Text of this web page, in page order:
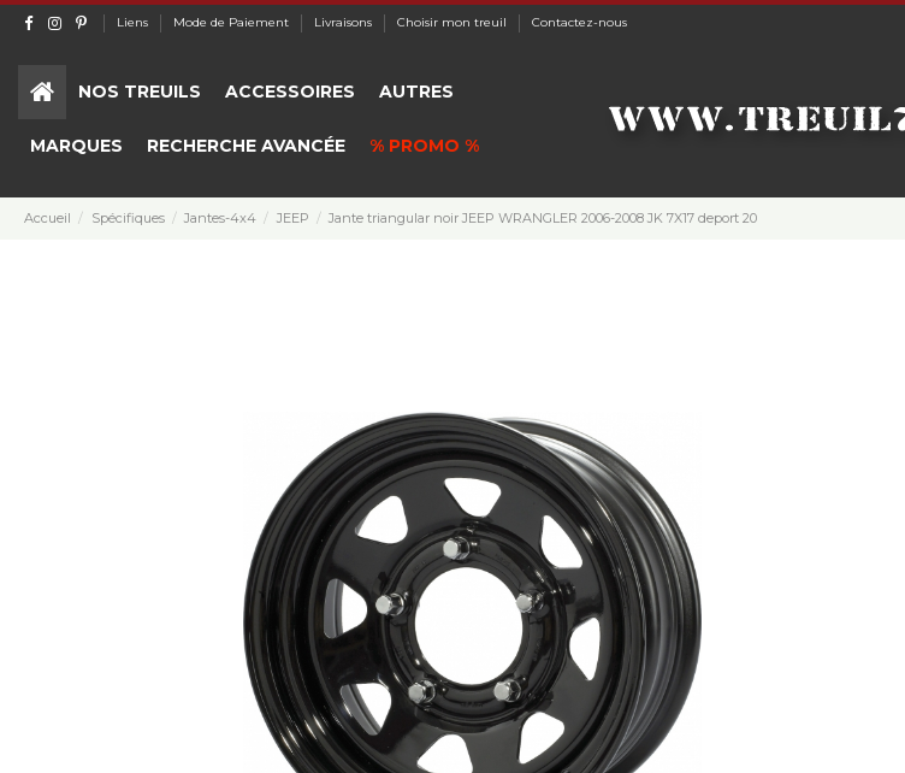
Liens Mode de Paiement Livraisons Choisir mon treuil Contactez-nous
NOS TREUILS ACCESSOIRES AUTRES
MARQUES RECHERCHE AVANCÉE % PROMO %
Accueil Spécifiques Jantes-4x4 JEEP Jante triangular noir JEEP WRANGLER 2006-2008 JK 7X17 deport 20